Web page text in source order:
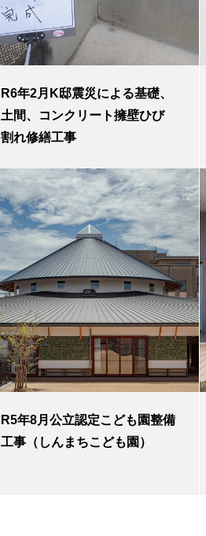
R6年2月K邸震災による基礎、
土間、コンクリート擁壁ひび
割れ修繕工事
R5年8月公立認定こども園整備
工事（しんまちこども園）